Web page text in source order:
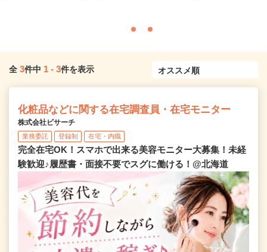
全 3件中 1 - 3件を表示
化粧品などに関する在宅調査員・在宅モニター
株式会社ビサーチ
業務委託 登録制 在宅・内職
完全在宅OK！スマホで出来る美容モニター大募集！未経
験歓迎♪履歴書・面接不要でスグに働ける！@北海道